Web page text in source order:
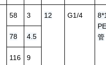
58 3 12 G1/4
管
78 4.5
116 9